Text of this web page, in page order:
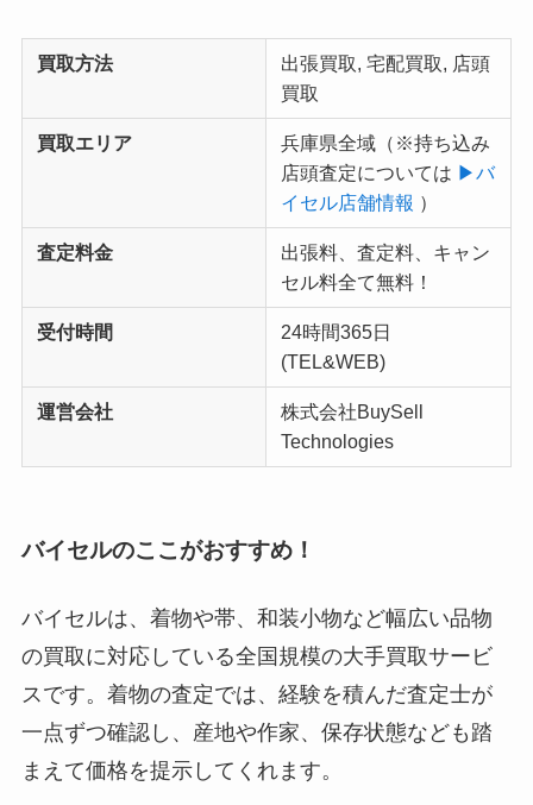
買取方法
出張買取, 宅配買取, 店頭
買取
買取エリア 兵庫県全域（ ※持ち込み
店頭査定については ▶︎バ
イセル店舗情報 ）
査定料金
出張料、査定料、キャン
セル料全て無料！
受付時間
24時間365日
(TEL&WEB)
運営会社
株式会社BuySell
Technologies
バイセルのここがおすすめ！
バイセルは、着物や帯、和装小物など幅広い品物
の買取に対応している全国規模の大手買取サービ
スです。着物の査定では、経験を積んだ査定士が
一点ずつ確認し、産地や作家、保存状態なども踏
まえて価格を提示してくれます。